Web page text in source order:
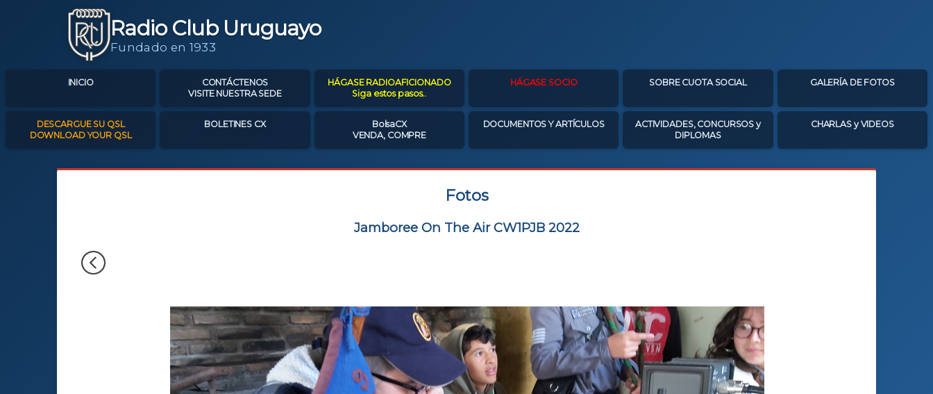
Radio Club Uruguayo
Fundado en 1933
INICIO
CONTÁCTENOS
VISITE NUESTRA SEDE
HÁGASE RADIOAFICIONADO
Siga estos pasos..
HÁGASE SOCIO SOBRE CUOTA SOCIAL GALERÍA DE FOTOS
DESCARGUE SU QSL
DOWNLOAD YOUR QSL
BOLETINES CX
BolsaCX
VENDA, COMPRE
DOCUMENTOS Y ARTÍCULOS
ACTIVIDADES, CONCURSOS y
DIPLOMAS
CHARLAS y VIDEOS
Fotos
Jamboree On The Air CW1PJB 2022